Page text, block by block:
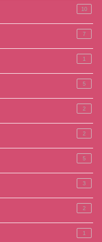
10
7
1
5
2
2
5
3
2
1